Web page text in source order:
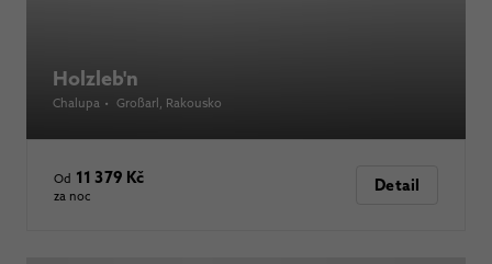
Holzleb'n
Chalupa • Großarl , Rakousko
Od 11 379 Kč
za noc
Detail